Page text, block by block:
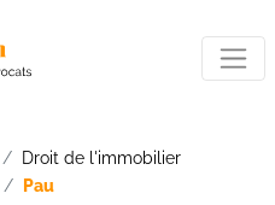
Droit de l'immobilier
Pau